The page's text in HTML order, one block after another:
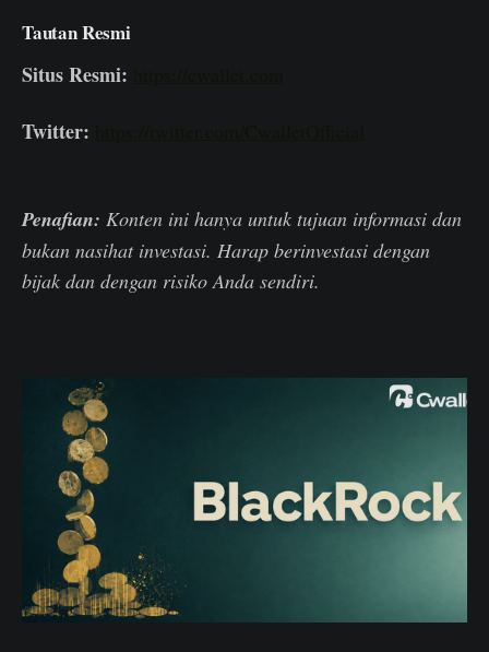
Tautan Resmi
Situs Resmi:
Twitter:
Penafian: Konten ini hanya untuk tujuan informasi dan
bukan nasihat investasi. Harap berinvestasi dengan
bijak dan dengan risiko Anda sendiri.